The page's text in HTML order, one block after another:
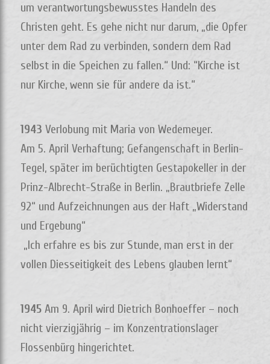
um verantwortungsbewusstes Handeln des
Christen geht. Es gehe nicht nur darum, „die Opfer
unter dem Rad zu verbinden, sondern dem Rad
selbst in die Speichen zu fallen.“ Und: “Kirche ist
nur Kirche, wenn sie für andere da ist.“
1943 Verlobung mit Maria von Wedemeyer.
Am 5. April Verhaftung; Gefangenschaft in Berlin-
Tegel, später im berüchtigten Gestapokeller in der
Prinz-Albrecht-Straße in Berlin. „Brautbriefe Zelle
92“ und Aufzeichnungen aus der Haft „Widerstand
und Ergebung“
„Ich erfahre es bis zur Stunde, man erst in der
vollen Diesseitigkeit des Lebens glauben lernt“
1945Am 9. April wird Dietrich Bonhoeffer – noch
nicht vierzigjährig – im Konzentrationslager
Flossenbürg hingerichtet.